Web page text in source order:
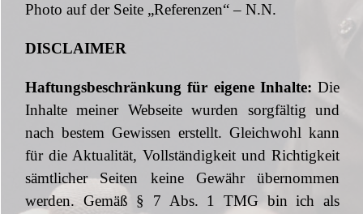
Photo auf der Seite „Referenzen“ – N.N.
DISCLAIMER
Haftungsbeschränkung für eigene Inhalte: Die
Inhalte meiner Webseite wurden sorgfältig und
nach bestem Gewissen erstellt. Gleichwohl kann
für die Aktualität, Vollständigkeit und Richtigkeit
sämtlicher Seiten keine Gewähr übernommen
werden. Gemäß § 7 Abs. 1 TMG bin ich als